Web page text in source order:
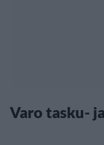
Varo tasku-